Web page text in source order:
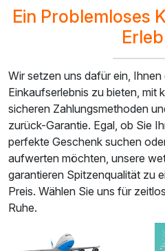
Ein Problemloses
Wir setzen uns dafür ein,
Einkaufserlebnis zu bieten, mit
sicheren Zahlungsmethoden
zurück-Garantie. Egal, ob Sie
perfekte Geschenk suchen
aufwerten möchten, unsere
garantieren Spitzenqualität zu
Preis. Wählen Sie uns für
Ruhe.